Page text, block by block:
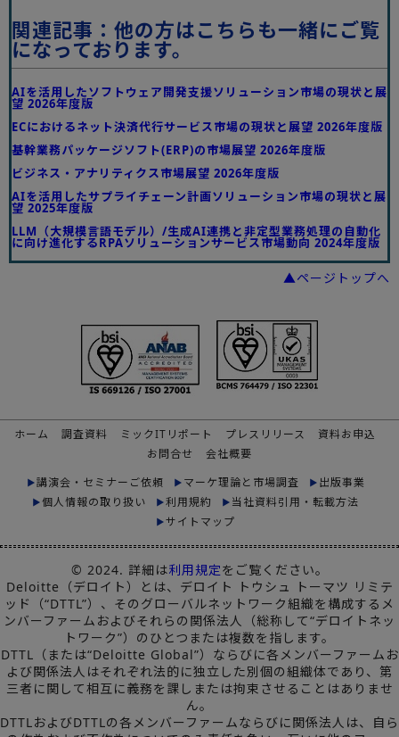
関連記事：他の方はこちらも一緒にご覧
になっております。
AIを活用したソフトウェア開発支援ソリューション市場の現状と展
望 2026年度版
ECにおけるネット決済代行サービス市場の現状と展望 2026年度版
基幹業務パッケージソフト(ERP)の市場展望 2026年度版
ビジネス・アナリティクス市場展望 2026年度版
AIを活用したサプライチェーン計画ソリューション市場の現状と展
望 2025年度版
LLM（大規模言語モデル）/生成AI連携と非定型業務処理の自動化
に向け進化するRPAソリューションサービス市場動向 2024年度版
▲ページトップへ
ホーム 調査資料 ミックITリポート プレスリリース
資料お申込
お問合せ
会社概要
講演会・セミナーご依頼
マーケ理論と市場調査
出版事業
個人情報の取り扱い
利用規約
当社資料引用・転載方法
サイトマップ
© 2024. 詳細は利用規定をご覧ください。
Deloitte（デロイト）とは、デロイト トウシュ トーマツ リミテ
ッド（“DTTL”）、そのグローバルネットワーク組織を構成するメ
ンバーファームおよびそれらの関係法人（総称して“デロイトネッ
トワーク”）のひとつまたは複数を指します。
DTTL（または“Deloitte Global”）ならびに各メンバーファームお
よび関係法人はそれぞれ法的に独立した別個の組織体であり、第
三者に関して相互に義務を課しまたは拘束させることはありませ
ん。
DTTLおよびDTTLの各メンバーファームならびに関係法人は、自ら